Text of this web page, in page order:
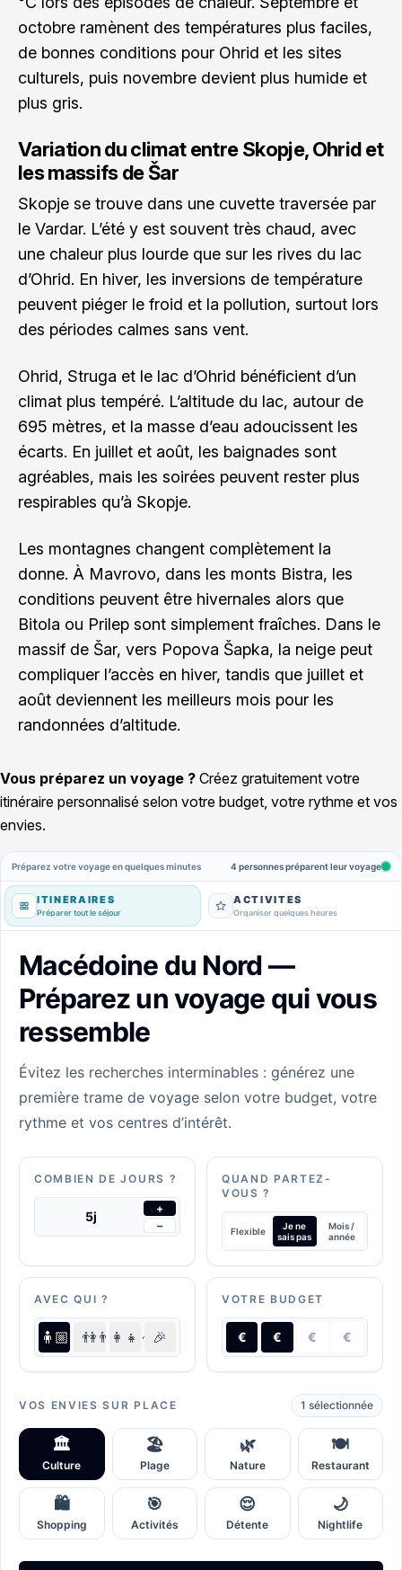
octobre ramènent des températures plus faciles,
de bonnes conditions pour Ohrid et les sites
culturels, puis novembre devient plus humide et
plus gris.
Variation du climat entre Skopje, Ohrid et
les massifs de Šar
Skopje se trouve dans une cuvette traversée par
le Vardar. L’été y est souvent très chaud, avec
une chaleur plus lourde que sur les rives du lac
d’Ohrid. En hiver, les inversions de température
peuvent piéger le froid et la pollution, surtout lors
des périodes calmes sans vent.
Ohrid, Struga et le lac d’Ohrid bénéficient d’un
climat plus tempéré. L’altitude du lac, autour de
695 mètres, et la masse d’eau adoucissent les
écarts. En juillet et août, les baignades sont
agréables, mais les soirées peuvent rester plus
respirables qu’à Skopje.
Les montagnes changent complètement la
donne. À Mavrovo, dans les monts Bistra, les
conditions peuvent être hivernales alors que
Bitola ou Prilep sont simplement fraîches. Dans le
massif de Šar, vers Popova Šapka, la neige peut
compliquer l’accès en hiver, tandis que juillet et
août deviennent les meilleurs mois pour les
randonnées d’altitude.
Vous préparez un voyage ? Créez gratuitement votre
itinéraire personnalisé selon votre budget, votre rythme et vos
envies.